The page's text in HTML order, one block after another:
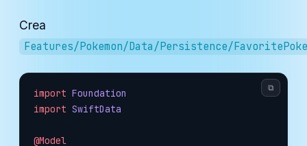
Crea
Features/Pokemon/Data/Persistence/
import Foundation
import SwiftData
@Model
⧉